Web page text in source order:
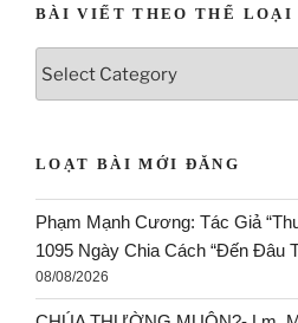
BÀI VIẾT THEO THỂ LOẠI
LOẠT BÀI MỚI ĐĂNG
Phạm Mạnh Cương: Tác Giả
1095 Ngày Chia Cách “Đến Đâu
08/08/2026